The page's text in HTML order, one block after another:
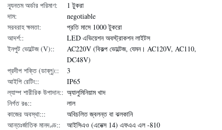
ন্যূনতম অর্ডার পরিমাণ:
1 টুকরা
দাম:
negotiable
সরবরাহ ক্ষমতা:
প্রতি মাসে 1000 টুকরো
আদর্শ::
LED এভিয়েশন অবস্ট্রাকশন লাইটস
ইনপুট ভোল্টেজ (V)::
AC220V (বিকল্প ভোল্টেজ, যেমন। AC120V, AC110,
DC48V)
প্রদীপ শক্তি (ডাব্লু)::
3
আইপি রেটিং::
IP65
ল্যাম্প শারীরিক উপাদান:: অ্যালুমিনিয়াম খাদ
নির্গত রঙ::
লাল
কাজের অবস্থা:::
অবিচলিত জ্বলন্ত বা ঝলকানি
আন্তঃর্জাতিক মানদণ্ড::
আইসিএও (এনেক্স 14) এফএএ এল -810